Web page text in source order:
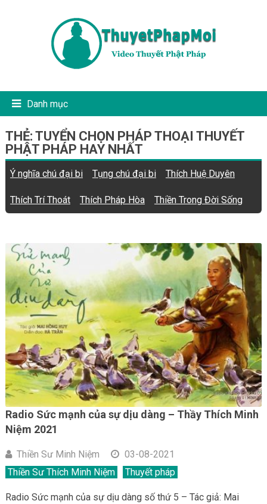
Danh mục
THẺ: TUYỂN CHỌN PHÁP THOẠI THUYẾT
PHẬT PHÁP HAY NHẤT
Ý nghĩa chú đại bi Tụng chú đại bi Thích Huệ Duyên
Thích Trí Thoát Thích Pháp Hòa Thiền Trong Đời Sống
Radio Sức mạnh của sự dịu dàng – Thầy Thích Minh
Niệm 2021
Thiền Sư Minh Niệm
03-08-2021
Thiền Sư Thích Minh Niệm
Thuyết pháp
Radio Sức mạnh của sự dịu dàng số thứ 5 – Tác giả: Mai